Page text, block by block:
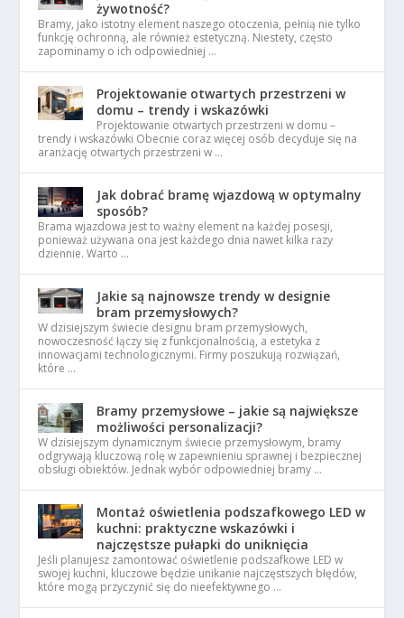
żywotność?
Bramy, jako istotny element naszego otoczenia, pełnią nie tylko
funkcję ochronną, ale również estetyczną. Niestety, często
zapominamy o ich odpowiedniej …
Projektowanie otwartych przestrzeni w
domu – trendy i wskazówki
Projektowanie otwartych przestrzeni w domu –
trendy i wskazówki Obecnie coraz więcej osób decyduje się na
aranżację otwartych przestrzeni w …
Jak dobrać bramę wjazdową w optymalny
sposób?
Brama wjazdowa jest to ważny element na każdej posesji,
ponieważ używana ona jest każdego dnia nawet kilka razy
dziennie. Warto …
Jakie są najnowsze trendy w designie
bram przemysłowych?
W dzisiejszym świecie designu bram przemysłowych,
nowoczesność łączy się z funkcjonalnością, a estetyka z
innowacjami technologicznymi. Firmy poszukują rozwiązań,
które …
Bramy przemysłowe – jakie są największe
możliwości personalizacji?
W dzisiejszym dynamicznym świecie przemysłowym, bramy
odgrywają kluczową rolę w zapewnieniu sprawnej i bezpiecznej
obsługi obiektów. Jednak wybór odpowiedniej bramy …
Montaż oświetlenia podszafkowego LED w
kuchni: praktyczne wskazówki i
najczęstsze pułapki do uniknięcia
Jeśli planujesz zamontować oświetlenie podszafkowe LED w
swojej kuchni, kluczowe będzie unikanie najczęstszych błędów,
które mogą przyczynić się do nieefektywnego …